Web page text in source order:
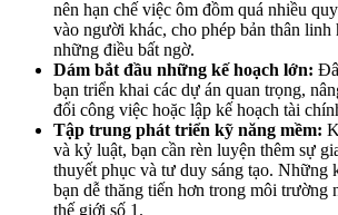
nên hạn chế việc ôm đồm quá nhiều
vào người khác, cho phép bản thân linh
những điều bất ngờ.
Dám bắt đầu những kế hoạch lớn:
bạn triển khai các dự án quan trọng,
đổi công việc hoặc lập kế hoạch tài
Tập trung phát triển kỹ năng mềm:
và kỷ luật, bạn cần rèn luyện thêm sự
thuyết phục và tư duy sáng tạo. Những
bạn dễ thăng tiến hơn trong môi trường
thế giới số 1.